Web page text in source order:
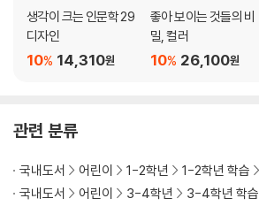
생각이 크는 인문학 29
디자인
14,310원
10%
좋아 보이는 것들의 비
밀, 컬러
26,100원
10%
관련 분류
국내도서 어린이 1-2학년 1-2학년 학습
국내도서
어린이 3-4학년 3-4학년 학습